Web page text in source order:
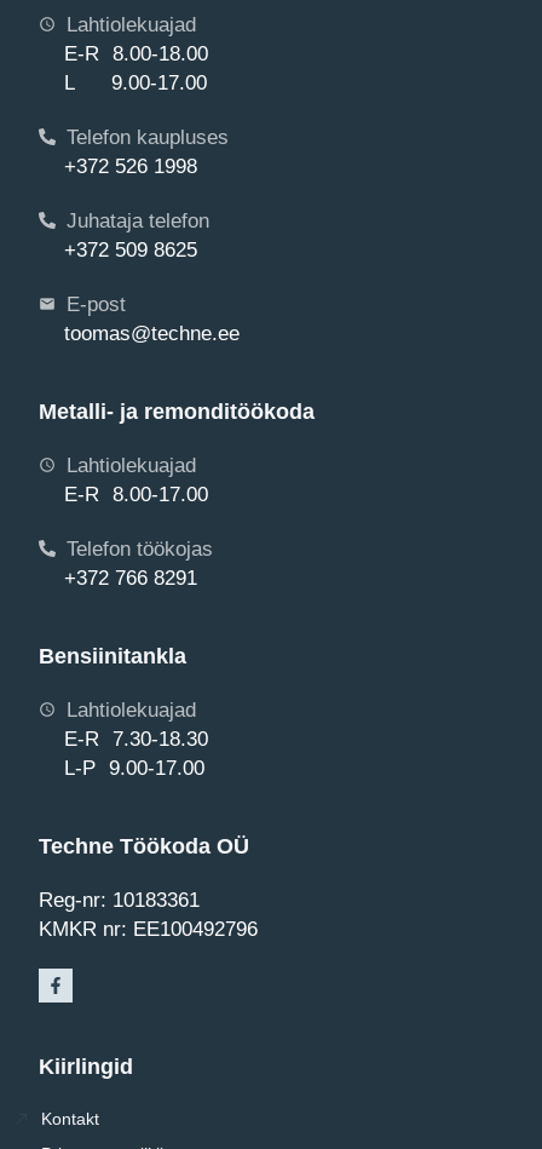
Lahtiolekuajad
E-R 8.00-18.00
L 9.00-17.00
Telefon kaupluses
+372 526 1998
Juhataja telefon
+372 509 8625
E-post
toomas@techne.ee
Metalli- ja remonditöökoda
Lahtiolekuajad
E-R 8.00-17.00
Telefon töökojas
+372 766 8291
Bensiinitankla
Lahtiolekuajad
E-R 7.30-18.30
L-P 9.00-17.00
Techne Töökoda OÜ
Reg-nr: 10183361
KMKR nr: EE100492796
Kiirlingid
Kontakt